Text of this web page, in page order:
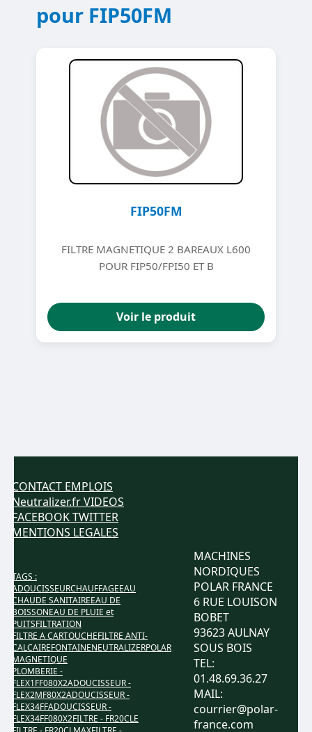
pour FIP50FM
FIP50FM
FILTRE MAGNETIQUE 2 BAREAUX L600
POUR FIP50/FPI50 ET B
Voir le produit
CONTACT EMPLOIS
Neutralizer.frVIDEOS
FACEBOOKTWITTER
MENTIONS LEGALES
TAGS :
ADOUCISSEURCHAUFFAGEEAU
CHAUDE SANITAIREEAU DE
BOISSONEAU DE PLUIE et
PUITSFILTRATION
FILTRE A CARTOUCHEFILTRE ANTI-
CALCAIREFONTAINENEUTRALIZERPOLAR
MAGNETIQUE
PLOMBERIE -
FLEX1FF080X2ADOUCISSEUR -
FLEX2MF80X2ADOUCISSEUR -
FLEX34FFADOUCISSEUR -
FLEX34FF080X2FILTRE - FR20CLE
MACHINES
NORDIQUES
POLAR FRANCE
6 RUE LOUISON
BOBET
93623 AULNAY
SOUS BOIS
TEL:
01.48.69.36.27
MAIL:
courrier@polar-
france.com